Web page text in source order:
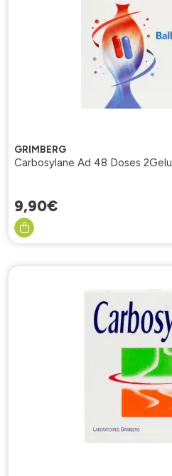
GRIMBERG
Carbosylane Ad 48 Doses 2Gelu
9,90€